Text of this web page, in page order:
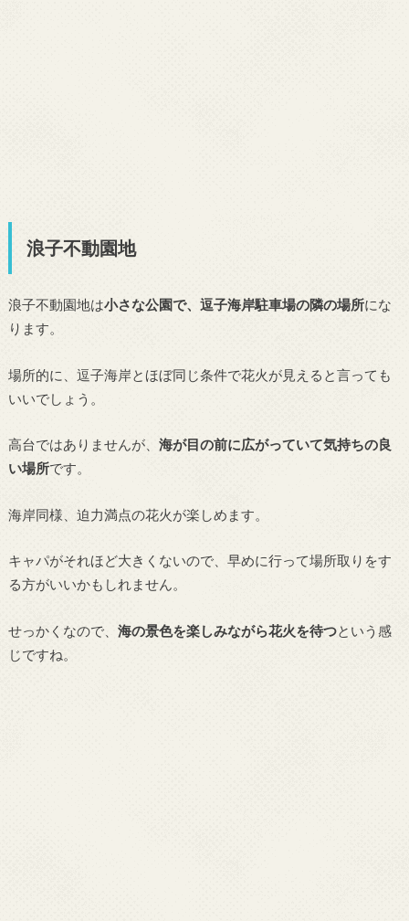
浪子不動園地
浪子不動園地は小さな公園で、逗子海岸駐車場の隣の場所にな
ります。
場所的に、逗子海岸とほぼ同じ条件で花火が見えると言っても
いいでしょう。
高台ではありませんが、 海が目の前に広がっていて気持ちの良
い場所です。
海岸同様、迫力満点の花火が楽しめます。
キャパがそれほど大きくないので、早めに行って場所取りをす
る方がいいかもしれません。
せっかくなので、 海の景色を楽しみながら花火を待つという感
じですね。